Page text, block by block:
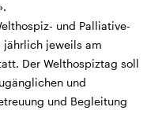
bis 23 Uhr
und Palliative-
jährlich jeweils am
Der Welthospiztag soll
und
und Begleitung